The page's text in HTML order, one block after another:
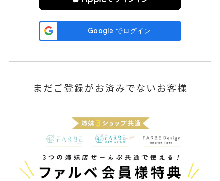
まだご登録がお済みでないお客様